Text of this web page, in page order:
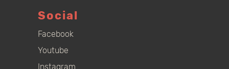
Social
Facebook
Youtube
Instagram